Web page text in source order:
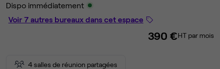
Dispo immédiatement
Voir 7 autres bureaux dans cet espace
390 €HT par mois
4 salles de réunion partagées